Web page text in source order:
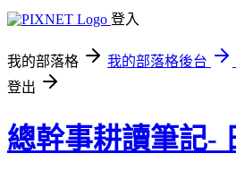
登入
我的部落格 我的部落格後台
登出
總幹事耕讀筆記-